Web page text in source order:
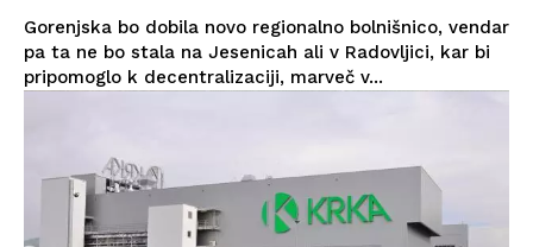
Gorenjska bo dobila novo regionalno bolnišnico, vendar
pa ta ne bo stala na Jesenicah ali v Radovljici, kar bi
pripomoglo k decentralizaciji, marveč v...